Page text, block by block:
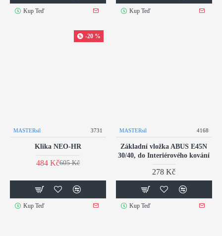
Kup Teď Kup Teď
-20 %
MASTERsil 3731
Klika NEO-HR
484 Kč605 Kč
Kup Teď
MASTERsil 4168
Základní vložka ABUS E45N
30/40, do Interiérového kování
278 Kč
Kup Teď